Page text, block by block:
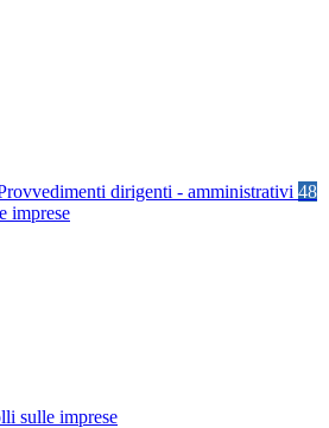
dirigenti - amministrativi 48
imprese
sulle imprese